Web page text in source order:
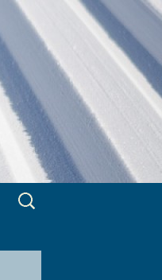
Suchen
nach: